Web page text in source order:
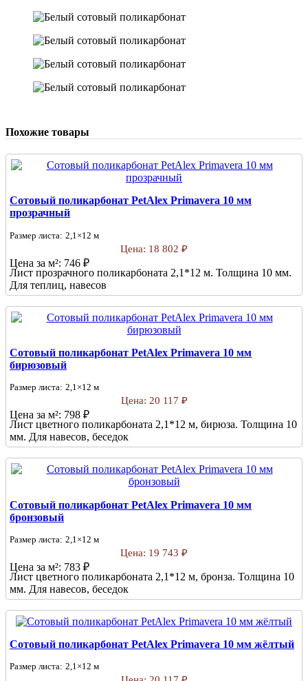
Похожие товары
Сотовый поликарбонат PetAlex Primavera 10 мм
прозрачный
Размер листа: 2,1×12 м
Цена: 18 802 ₽
Цена за м²: 746 ₽
Лист прозрачного поликарбоната 2,1*12 м. Толщина 10 мм.
Для теплиц, навесов
Сотовый поликарбонат PetAlex Primavera 10 мм
бирюзовый
Размер листа: 2,1×12 м
Цена: 20 117 ₽
Цена за м²: 798 ₽
Лист цветного поликарбоната 2,1*12 м, бирюза. Толщина 10
мм. Для навесов, беседок
Сотовый поликарбонат PetAlex Primavera 10 мм
бронзовый
Размер листа: 2,1×12 м
Цена: 19 743 ₽
Цена за м²: 783 ₽
Лист цветного поликарбоната 2,1*12 м, бронза. Толщина 10
мм. Для навесов, беседок
Сотовый поликарбонат PetAlex Primavera 10 мм жёлтый
Размер листа: 2,1×12 м